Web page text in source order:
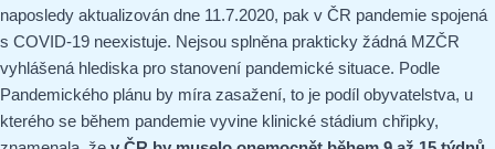
naposledy aktualizován dne 11.7.2020, pak v ČR pandemie spojená
s COVID-19 neexistuje. Nejsou splněna prakticky žádná MZČR
vyhlášená hlediska pro stanovení pandemické situace. Podle
Pandemického plánu by míra zasažení, to je podíl obyvatelstva, u
kterého se během pandemie vyvine klinické stádium chřipky,